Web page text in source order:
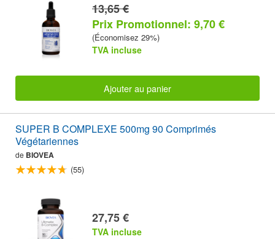
13,65 €
Prix Promotionnel: 9,70 €
(Économisez 29%)
TVA incluse
Ajouter au panier
SUPER B COMPLEXE 500mg 90 Comprimés
Végétariennes
de BIOVEA
(55)
27,75 €
TVA incluse